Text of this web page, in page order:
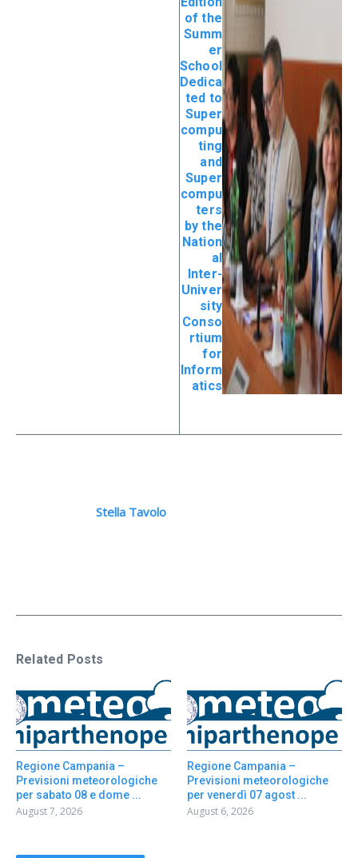
of the
Summ
er
School
Dedica
ted to
Super
compu
ting
and
Super
compu
ters
by the
Nation
al
Inter-
Univer
sity
Conso
rtium
for
Inform
atics
Stella Tavolo
Related Posts
Regione Campania –
Previsioni meteorologiche
per sabato 08 e dome ...
August 7, 2026
Regione Campania –
Previsioni meteorologiche
per venerdì 07 agost ...
August 6, 2026